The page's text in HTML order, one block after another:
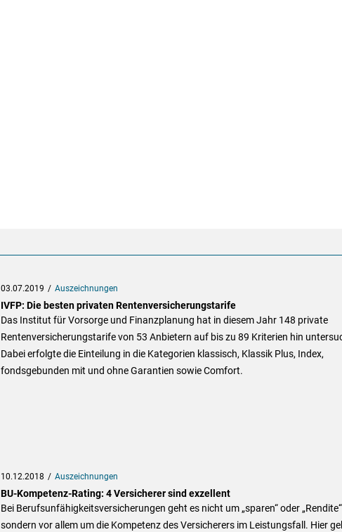
03.07.2019 Auszeichnungen
IVFP: Die besten privaten Rentenversicherungstarife
Das Institut für Vorsorge und Finanzplanung hat in diesem Jahr 148 private
Rentenversicherungstarife von 53 Anbietern auf bis zu 89 Kriterien hin
Dabei erfolgte die Einteilung in die Kategorien klassisch, Klassik Plus, Index,
fondsgebunden mit und ohne Garantien sowie Comfort.
10.12.2018 Auszeichnungen
BU-Kompetenz-Rating: 4 Versicherer sind exzellent
Bei Berufsunfähigkeitsversicherungen geht es nicht um „sparen“ oder
sondern vor allem um die Kompetenz des Versicherers im Leistungsfall. Hier